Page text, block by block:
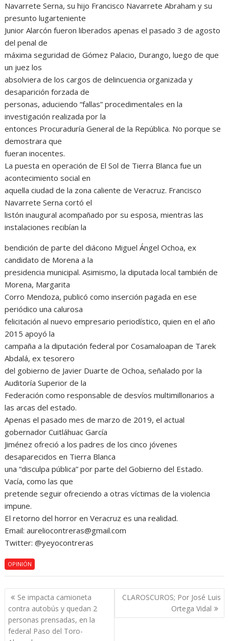
Navarrete Serna, su hijo Francisco Navarrete Abraham y su
presunto lugarteniente
Junior Alarcón fueron liberados apenas el pasado 3 de agosto
del penal de
máxima seguridad de Gómez Palacio, Durango, luego de que
un juez los
absolviera de los cargos de delincuencia organizada y
desaparición forzada de
personas, aduciendo “fallas” procedimentales en la
investigación realizada por la
entonces Procuraduría General de la República. No porque se
demostrara que
fueran inocentes.
La puesta en operación de El Sol de Tierra Blanca fue un
acontecimiento social en
aquella ciudad de la zona caliente de Veracruz. Francisco
Navarrete Serna cortó el
listón inaugural acompañado por su esposa, mientras las
instalaciones recibían la
bendición de parte del diácono Miguel Ángel Ochoa, ex
candidato de Morena a la
presidencia municipal. Asimismo, la diputada local también de
Morena, Margarita
Corro Mendoza, publicó como inserción pagada en ese
periódico una calurosa
felicitación al nuevo empresario periodístico, quien en el año
2015 apoyó la
campaña a la diputación federal por Cosamaloapan de Tarek
Abdalá, ex tesorero
del gobierno de Javier Duarte de Ochoa, señalado por la
Auditoría Superior de la
Federación como responsable de desvíos multimillonarios a
las arcas del estado.
Apenas el pasado mes de marzo de 2019, el actual
gobernador Cuitláhuac García
Jiménez ofreció a los padres de los cinco jóvenes
desaparecidos en Tierra Blanca
una “disculpa pública” por parte del Gobierno del Estado.
Vacía, como las que
pretende seguir ofreciendo a otras víctimas de la violencia
impune.
El retorno del horror en Veracruz es una realidad.
Email: aureliocontreras@gmail.com
Twitter: @yeyocontreras
OPINIÓN
Navegación
de
entradas
Se impacta camioneta
contra autobús y quedan 2
personas prensadas, en la
federal Paso del Toro-
CLAROSCUROS; Por José Luis
Ortega Vidal